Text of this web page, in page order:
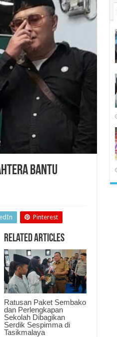
Bantu
Pinterest
Related Articles
Ratusan Paket Sembako
dan Perlengkapan
Sekolah Dibagikan
Serdik Sespimma di
Tasikmalaya